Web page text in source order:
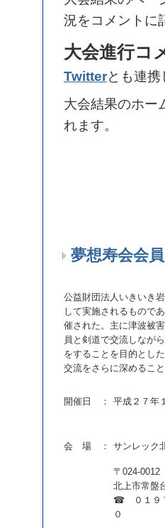
況をコメントに
大会進行コ
Twitterとも連
大会結果のホー
れます。
夢想寿会会
公益財団法人いきいき
して実施されるもので
催された。主に津波被
員と剣道で交流しなが
をすることを目的とし
交流をさらに深めるこ
開催日 ： 平成２７年
会 場 ： サンレック
〒024-0012
北上市常盤
☎ ０１９
０